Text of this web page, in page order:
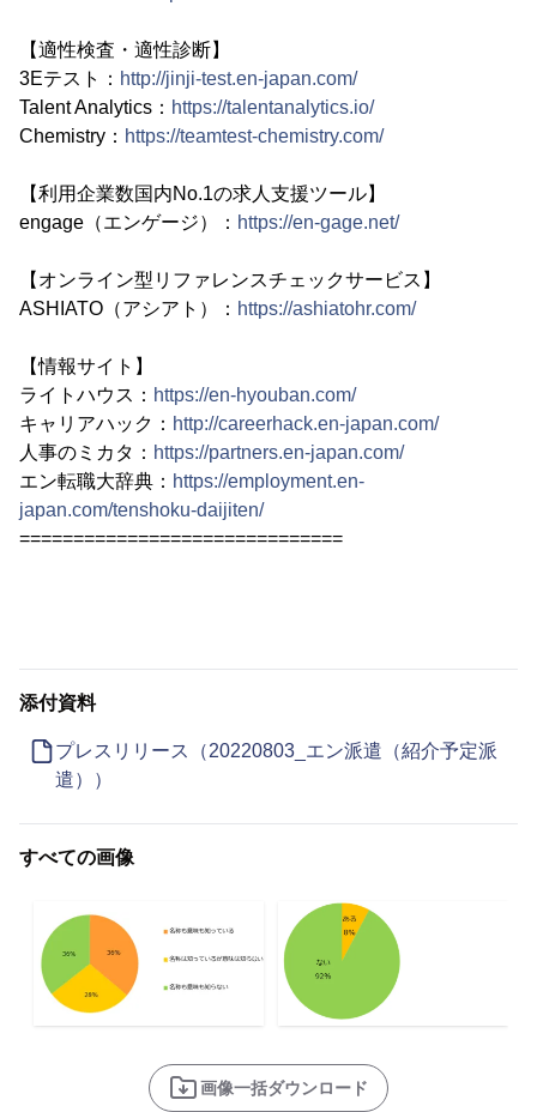
【適性検査・適性診断】
3Eテスト： http://jinji-test.en-japan.com/
Talent Analytics： https://talentanalytics.io/
Chemistry： https://teamtest-chemistry.com/
【利用企業数国内No.1の求人支援ツール】
engage（エンゲージ）： https://en-gage.net/
【オンライン型リファレンスチェックサービス】
ASHIATO（アシアト）： https://ashiatohr.com/
【情報サイト】
ライトハウス： https://en-hyouban.com/
キャリアハック： http://careerhack.en-japan.com/
人事のミカタ： https://partners.en-japan.com/
エン転職大辞典： https://employment.en-
japan.com/tenshoku-daijiten/
==============================
添付資料
プレスリリース（20220803_エン派遣（紹介予定派
遣））
すべての画像
画像一括ダウンロード